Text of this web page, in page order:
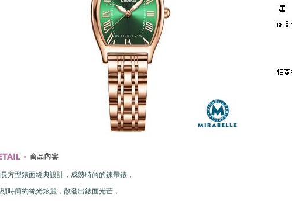
方型錶面經典設計，成熟時尚的鍊帶錶，
時簡約絲光炫麗，散發出錶面光芒，